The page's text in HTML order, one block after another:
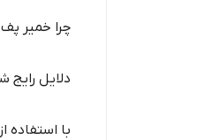
چرا خمیر
دلایل
با استفاده